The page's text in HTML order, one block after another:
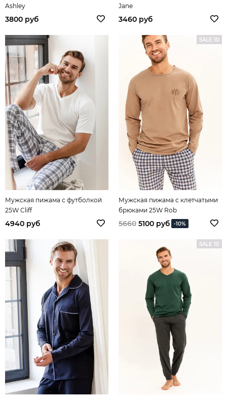
Ashley
3800 руб
Jane
3460 руб
Мужская пижама с футболкой
25W Cliff
4940 руб
SALE 10
Мужская пижама с клетчатыми
брюками 25W Rob
5660 5100 руб -10%
SALE 10